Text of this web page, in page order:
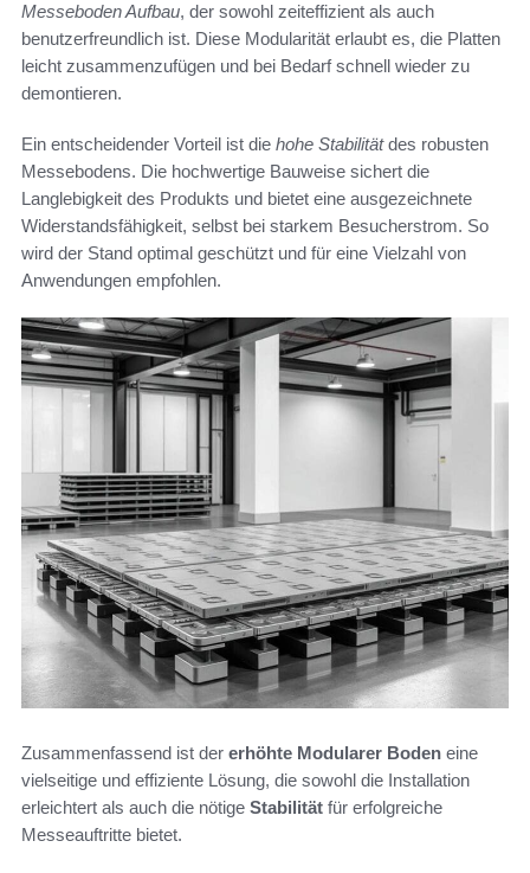
Messeboden Aufbau, der sowohl zeiteffizient als auch
benutzerfreundlich ist. Diese Modularität erlaubt es, die Platten
leicht zusammenzufügen und bei Bedarf schnell wieder zu
demontieren.
Ein entscheidender Vorteil ist die hohe Stabilitätdes robusten
Messebodens. Die hochwertige Bauweise sichert die
Langlebigkeit des Produkts und bietet eine ausgezeichnete
Widerstandsfähigkeit, selbst bei starkem Besucherstrom. So
wird der Stand optimal geschützt und für eine Vielzahl von
Anwendungen empfohlen.
Zusammenfassend ist der erhöhte Modularer Boden eine
vielseitige und effiziente Lösung, die sowohl die Installation
erleichtert als auch die nötige Stabilität für erfolgreiche
Messeauftritte bietet.